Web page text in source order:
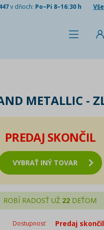
v dňoch: Po–Pi 8–16:30 h
METALLIC -
PREDAJ SKONČIL
VYBRAŤ INÝ TOVAR
ROBÍ RADOSŤ UŽ 22 DEŤOM
Dostupnosť Predaj skončil